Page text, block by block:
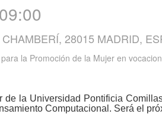
28015 MADRID,
la Promoción de la Mujer en
de la Universidad Pontificia
Computacional. Será el